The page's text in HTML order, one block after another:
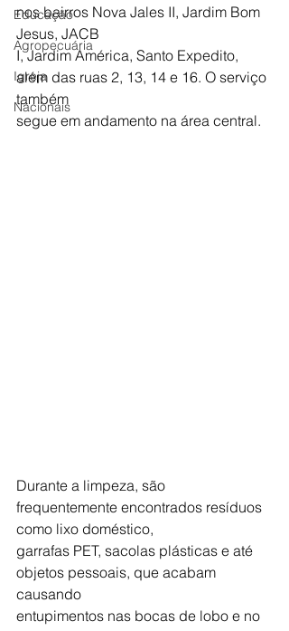
Educação
Agropecuária
Igreja
Nacionais
nos bairros Nova Jales II, Jardim Bom
Jesus, JACB
I, Jardim América, Santo Expedito,
além das ruas 2, 13, 14 e 16. O serviço
também
segue em andamento na área central.
Durante a limpeza, são
frequentemente encontrados resíduos
como lixo doméstico,
garrafas PET, sacolas plásticas e até
objetos pessoais, que acabam
causando
entupimentos nas bocas de lobo e no